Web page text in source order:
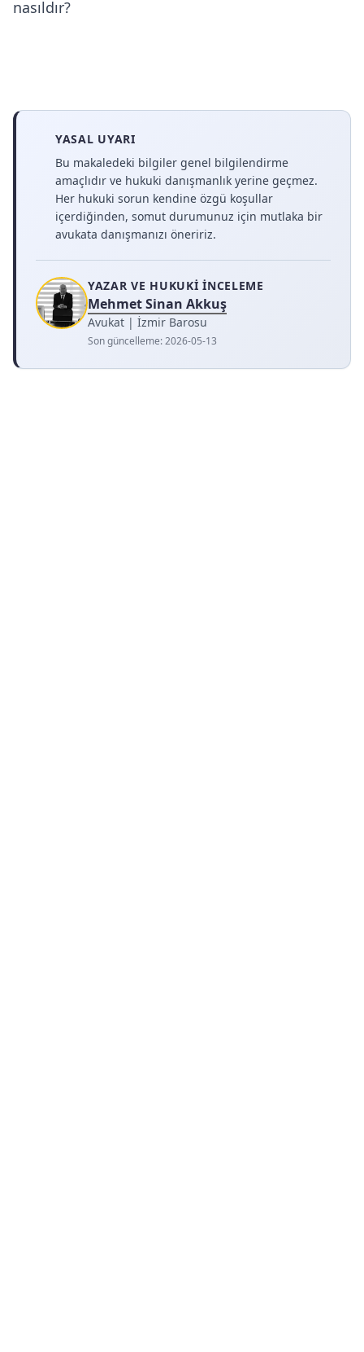
nasıldır?
YASAL UYARI
Bu makaledeki bilgiler genel bilgilendirme
amaçlıdır ve hukuki danışmanlık yerine geçmez.
Her hukuki sorun kendine özgü koşullar
içerdiğinden, somut durumunuz için mutlaka bir
avukata danışmanızı öneririz.
YAZAR VE HUKUKI İNCELEME
Mehmet Sinan Akkuş
Avukat | İzmir Barosu
Son güncelleme:2026-05-13